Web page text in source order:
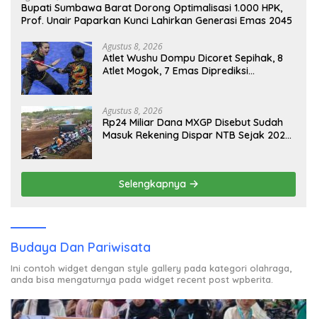
Bupati Sumbawa Barat Dorong Optimalisasi 1.000 HPK,
Prof. Unair Paparkan Kunci Lahirkan Generasi Emas 2045
Agustus 8, 2026
Atlet Wushu Dompu Dicoret Sepihak, 8
Atlet Mogok, 7 Emas Diprediksi
Agustus 8, 2026
Rp24 Miliar Dana MXGP Disebut Sudah
Masuk Rekening Dispar NTB Sejak 2024,
Selengkapnya
Budaya Dan Pariwisata
Ini contoh widget dengan style gallery pada kategori olahraga,
anda bisa mengaturnya pada widget recent post wpberita.